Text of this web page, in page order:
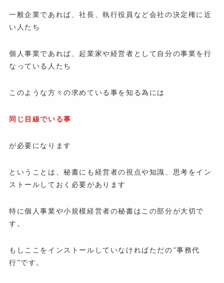
一般企業であれば、社長、執行役員など会社の決定権に近
い人たち
個人事業であれば、起業家や経営者として自分の事業を行
なっている人たち
このような方々の求めている事を知る為には
同じ目線でいる事
が必要になります
ということは、秘書にも経営者の視点や知識、思考をイン
ストールしておく必要があります
特に個人事業や小規模経営者の秘書はこの部分が大切で
す。
もしここをインストールしていなければただの”事務代
行”です。